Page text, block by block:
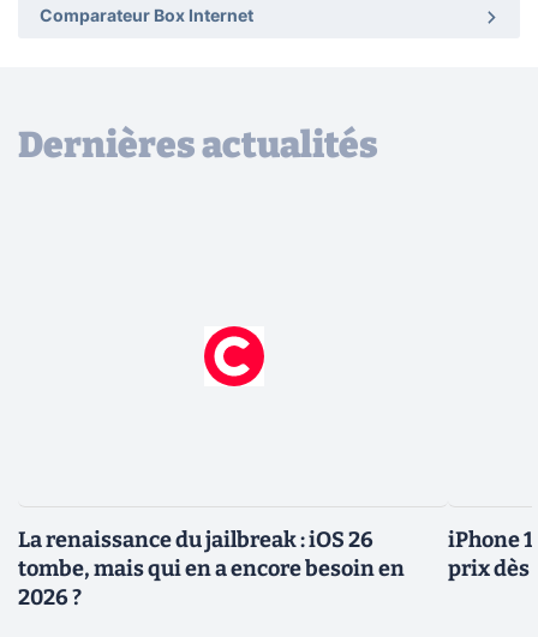
Comparateur Box Internet
Dernières actualités
La renaissance du jailbreak : iOS 26
tombe, mais qui en a encore besoin en
2026 ?
iPhone
prix dès